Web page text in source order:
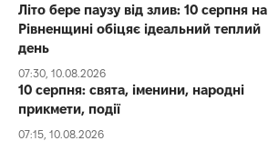
Літо бере паузу від злив: 10 серпня на
Рівненщині обіцяє ідеальний теплий
день
07:30, 10.08.2026
10 серпня: свята, іменини, народні
прикмети, події
07:15, 10.08.2026